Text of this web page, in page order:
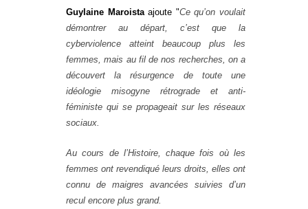
Guylaine Maroistaajoute "Ce qu’on voulait
démontrer au départ, c’est que la
cyberviolence atteint beaucoup plus les
femmes, mais au fil de nos recherches, on a
découvert la résurgence de toute une
idéologie misogyne rétrograde et anti-
féministe qui se propageait sur les réseaux
sociaux.
Au cours de l’Histoire, chaque fois où les
femmes ont revendiqué leurs droits, elles ont
connu de maigres avancées suivies d’un
recul encore plus grand.